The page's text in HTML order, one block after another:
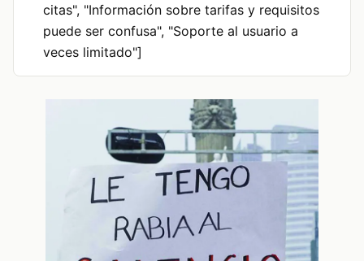
citas", "Información sobre tarifas y requisitos
puede ser confusa", "Soporte al usuario a
veces limitado"]